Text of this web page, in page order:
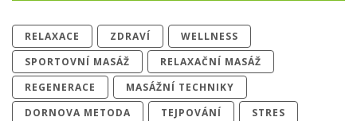
RELAXACE ZDRAVÍ
WELLNESS
SPORTOVNÍ MASÁŽ
RELAXAČNÍ MASÁŽ
REGENERACE
MASÁŽNÍ TECHNIKY
DORNOVA METODA
TEJPOVÁNÍ
STRES